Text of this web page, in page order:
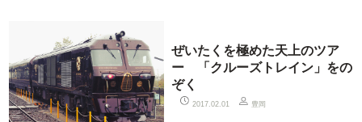
ぜいたくを極めた天上のツア
ー 「クルーズトレイン」をの
ぞく
2017.02.01 豊岡